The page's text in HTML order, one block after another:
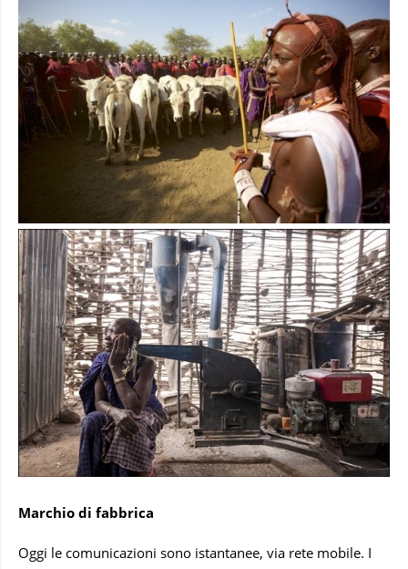
Marchio di fabbrica
Oggi le comunicazioni sono istantanee, via rete mobile. I